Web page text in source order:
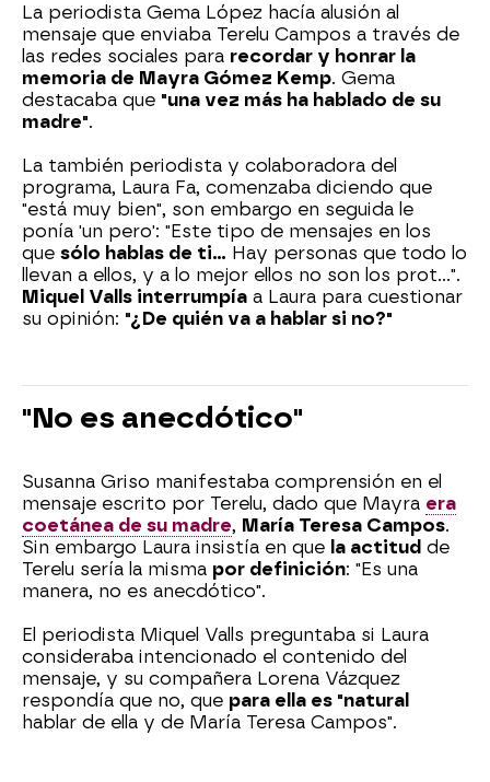
La periodista Gema López hacía alusión al
mensaje que enviaba Terelu Campos a través de
las redes sociales para recordar y honrar la
memoria de Mayra Gómez Kemp. Gema
destacaba que "una vez más ha hablado de su
madre".
La también periodista y colaboradora del
programa, Laura Fa, comenzaba diciendo que
"está muy bien", son embargo en seguida le
ponía 'un pero': "Este tipo de mensajes en los
que sólo hablas de ti... Hay personas que todo lo
llevan a ellos, y a lo mejor ellos no son los prot…".
Miquel Valls interrumpía a Laura para cuestionar
su opinión: "¿De quién va a hablar si no?"
"No es anecdótico"
Susanna Griso manifestaba comprensión en el
mensaje escrito por Terelu, dado que Mayra era
coetánea de su madre, María Teresa Campos.
Sin embargo Laura insistía en que la actitud de
Terelu sería la misma por definición: "Es una
manera, no es anecdótico".
El periodista Miquel Valls preguntaba si Laura
consideraba intencionado el contenido del
mensaje, y su compañera Lorena Vázquez
respondía que no, que para ella es "natural
hablar de ella y de María Teresa Campos".